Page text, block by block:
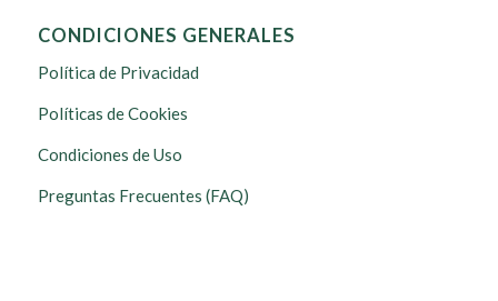
CONDICIONES GENERALES
Política de Privacidad
Políticas de Cookies
Condiciones de Uso
Preguntas Frecuentes (FAQ)